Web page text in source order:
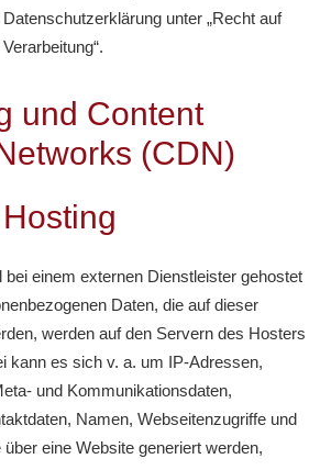
unter „Recht auf
und Content
(CDN)
bei einem externen Dienstleister gehostet
Daten, die auf dieser
werden auf den Servern des Hosters
kann es sich v. a. um IP-Adressen,
und Kommunikationsdaten,
Namen, Webseitenzugriffe und
eine Website generiert werden,